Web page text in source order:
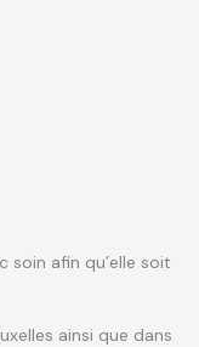
soin afin qu’elle soit
ainsi que dans